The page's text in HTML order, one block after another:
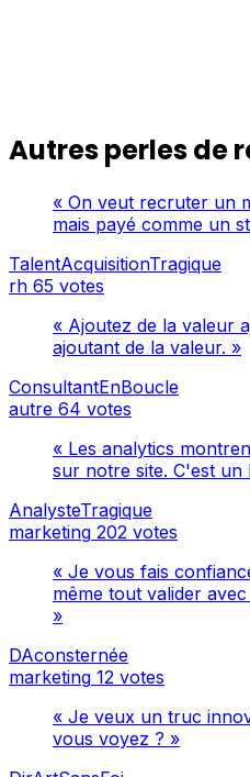
Autres perles de
« On veut recruter un
mais payé comme un
TalentAcquisitionTragique
rh 65 votes
« Ajoutez de la valeur
ajoutant de la valeur. »
ConsultantEnBoucle
autre 64 votes
« Les analytics
sur notre site. C'est un
AnalysteTragique
marketing 202 votes
« Je vous fais
même tout valider
»
DAconsternée
marketing 12 votes
« Je veux un truc
vous voyez ? »